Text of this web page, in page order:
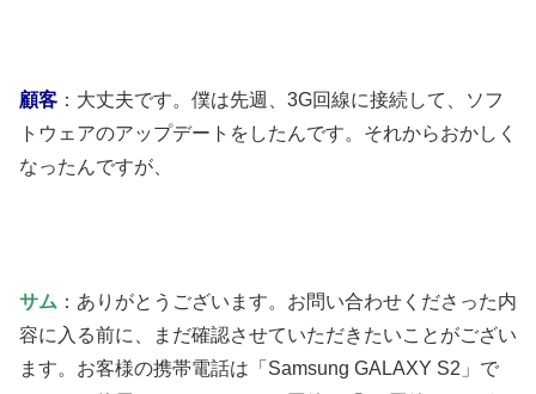
顧客 ：大丈夫です。僕は先週、3G回線に接続して、ソフ
トウェアのアップデートをしたんです。それからおかしく
なったんですが、
サム ：ありがとうございます。お問い合わせくださった内
容に入る前に、まだ確認させていただきたいことがござい
ます。お客様の携帯電話は「Samsung GALAXY S2」で